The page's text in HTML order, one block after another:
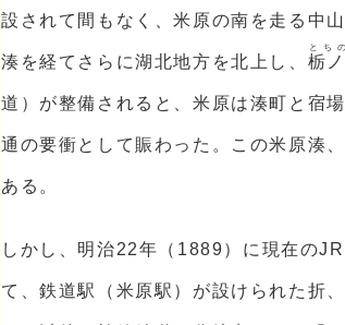
設されて間もなく、米原の南を走る中
湊を経てさらに湖北地方を北上し、 栃
とち
道）が整備されると、米原は湊町と宿
通の要衝として賑わった。この米原湊
ある。
しかし、明治22年（1889）に現在の
て、鉄道駅（米原駅）が設けられた折